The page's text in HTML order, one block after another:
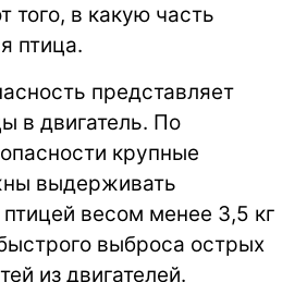
того, в какую часть
птица.
представляет
в двигатель. По
крупные
выдерживать
весом менее 3,5 кг
выброса острых
из двигателей.